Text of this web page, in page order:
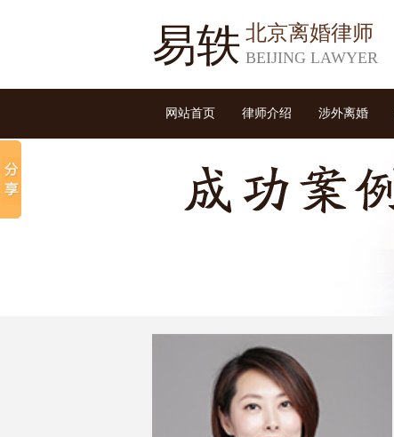
易轶 北京离婚律师
BEIJING LAWYER
网站首页 律师介绍 涉外离婚